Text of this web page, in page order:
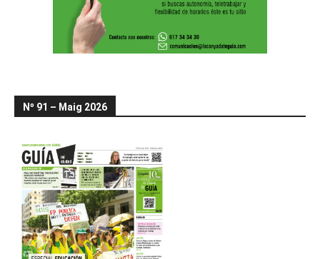
Nº 91 – Maig 2026